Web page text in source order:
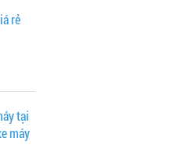
rẻ
tại
máy